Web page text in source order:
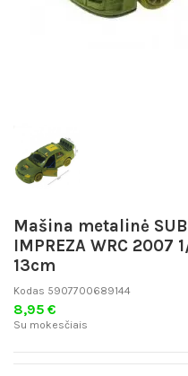
Mašina metalinė
IMPREZA WRC 2007
13cm
Kodas 5907700689144
8,95 €
Su mokesčiais